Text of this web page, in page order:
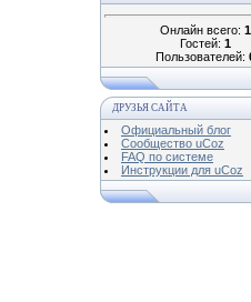
Онлайн всего: 1
Гостей: 1
Пользователей:
ДРУЗЬЯ САЙТА
Официальный блог
Сообщество uCoz
FAQ по системе
Инструкции для uCoz